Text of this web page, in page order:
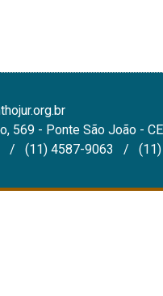
569 - Ponte São João -
/ (11) 4587-9063 /